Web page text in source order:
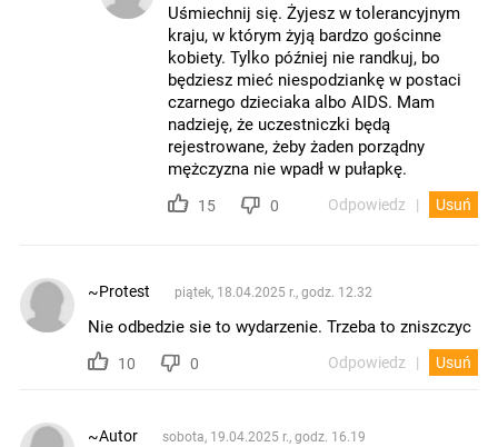
Uśmiechnij się. Żyjesz w tolerancyjnym
kraju, w którym żyją bardzo gościnne
kobiety. Tylko później nie randkuj, bo
będziesz mieć niespodziankę w postaci
czarnego dzieciaka albo AIDS. Mam
nadzieję, że uczestniczki będą
rejestrowane, żeby żaden porządny
mężczyzna nie wpadł w pułapkę.
15 0 Odpowiedz Usuń
~Protest piątek, 18.04.2025 r., godz. 12.32
Nie odbedzie sie to wydarzenie. Trzeba to zniszczyc
10 0 Odpowiedz Usuń
~Autor sobota, 19.04.2025 r., godz. 16.19